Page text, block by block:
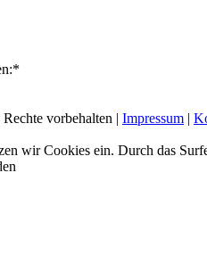
*
vorbehalten | Impressum |
wir Cookies ein. Durch das